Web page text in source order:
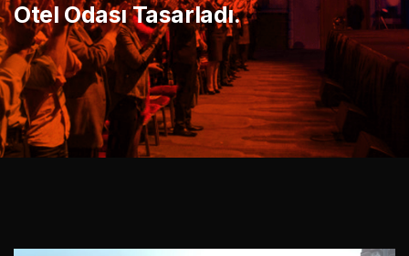
Otel Odası Tasarladı.